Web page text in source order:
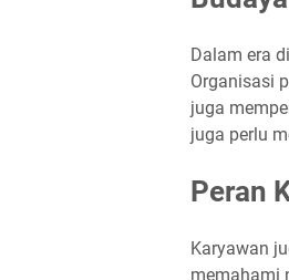
Dalam era
Organisasi
juga
juga perlu
Peran
Karyawan
memahami